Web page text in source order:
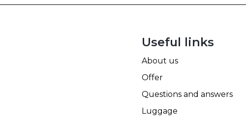
Useful links
About us
Offer
Questions and answers
Luggage